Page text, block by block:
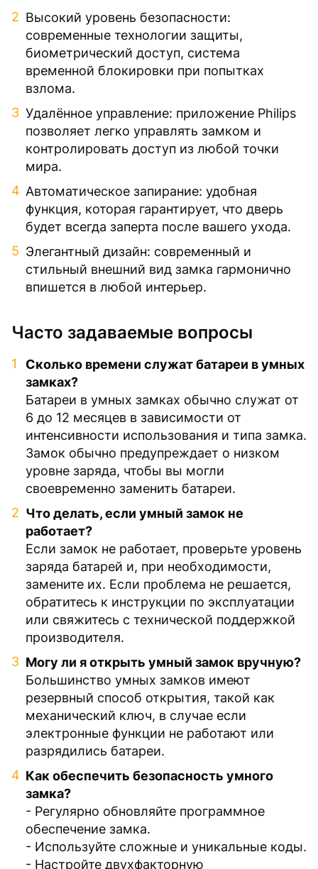
Высокий уровень безопасности:
современные технологии защиты,
биометрический доступ, система
временной блокировки при попытках
взлома.
Удалённое управление: приложение Philips
позволяет легко управлять замком и
контролировать доступ из любой точки
мира.
Автоматическое запирание: удобная
функция, которая гарантирует, что дверь
будет всегда заперта после вашего ухода.
Элегантный дизайн: современный и
стильный внешний вид замка гармонично
впишется в любой интерьер.
Часто задаваемые вопросы
Сколько времени служат батареи в умных
замках?
Батареи в умных замках обычно служат от
6 до 12 месяцев в зависимости от
интенсивности использования и типа замка.
Замок обычно предупреждает о низком
уровне заряда, чтобы вы могли
своевременно заменить батареи.
Что делать, если умный замок не
работает?
Если замок не работает, проверьте уровень
заряда батарей и, при необходимости,
замените их. Если проблема не решается,
обратитесь к инструкции по эксплуатации
или свяжитесь с технической поддержкой
производителя.
Могу ли я открыть умный замок вручную?
Большинство умных замков имеют
резервный способ открытия, такой как
механический ключ, в случае если
электронные функции не работают или
разрядились батареи.
Как обеспечить безопасность умного
замка?
- Регулярно обновляйте программное
обеспечение замка.
- Используйте сложные и уникальные коды.
- Настройте двухфакторную